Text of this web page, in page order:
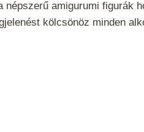
amigurumi figurák
kölcsönöz minden